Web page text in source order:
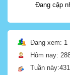
Đang cập
Đang xem: 1
Hôm nay:
Tuần